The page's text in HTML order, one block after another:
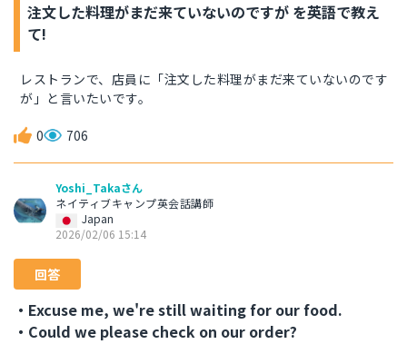
注文した料理がまだ来ていないのですが を英語で教え
て!
レストランで、店員に「注文した料理がまだ来ていないのです
が」と言いたいです。
0 706
Yoshi_Takaさん
ネイティブキャンプ英会話講師
Japan
2026/02/06 15:14
回答
・Excuse me, we're still waiting for our food.
・Could we please check on our order?